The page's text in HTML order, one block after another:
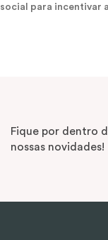
para incentivar
Fique por dentro
nossas novidades!